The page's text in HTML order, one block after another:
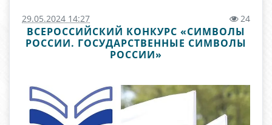
29.05.2024 14:27 24
ВСЕРОССИЙСКИЙ КОНКУРС «СИМВОЛЫ
РОССИИ. ГОСУДАРСТВЕННЫЕ СИМВОЛЫ
РОССИИ»